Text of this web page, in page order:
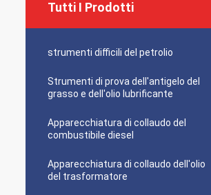
Tutti I Prodotti
strumenti difficili del petrolio
Strumenti di prova dell'antigelo del
grasso e dell'olio lubrificante
Apparecchiatura di collaudo del
combustibile diesel
Apparecchiatura di collaudo dell'olio
del trasformatore